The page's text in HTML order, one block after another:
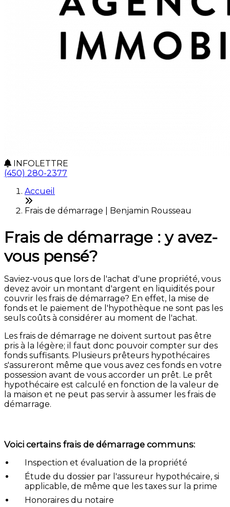
INFOLETTRE
(450) 280-2377
Accueil
Frais de démarrage | Benjamin Rousseau
Frais de démarrage : y avez-
vous pensé?
Saviez-vous que lors de l'achat d'une propriété, vous
devez avoir un montant d'argent en liquidités pour
couvrir les frais de démarrage? En effet, la mise de
fonds et le paiement de l'hypothèque ne sont pas les
seuls coûts à considérer au moment de l'achat.
Les frais de démarrage ne doivent surtout pas être
pris à la légère; il faut donc pouvoir compter sur des
fonds suffisants. Plusieurs prêteurs hypothécaires
s'assureront même que vous avez ces fonds en votre
possession avant de vous accorder un prêt. Le prêt
hypothécaire est calculé en fonction de la valeur de
la maison et ne peut pas servir à assumer les frais de
démarrage.
Voici certains frais de démarrage communs:
Inspection et évaluation de la propriété
Étude du dossier par l'assureur hypothécaire, si
applicable, de même que les taxes sur la prime
Honoraires du notaire